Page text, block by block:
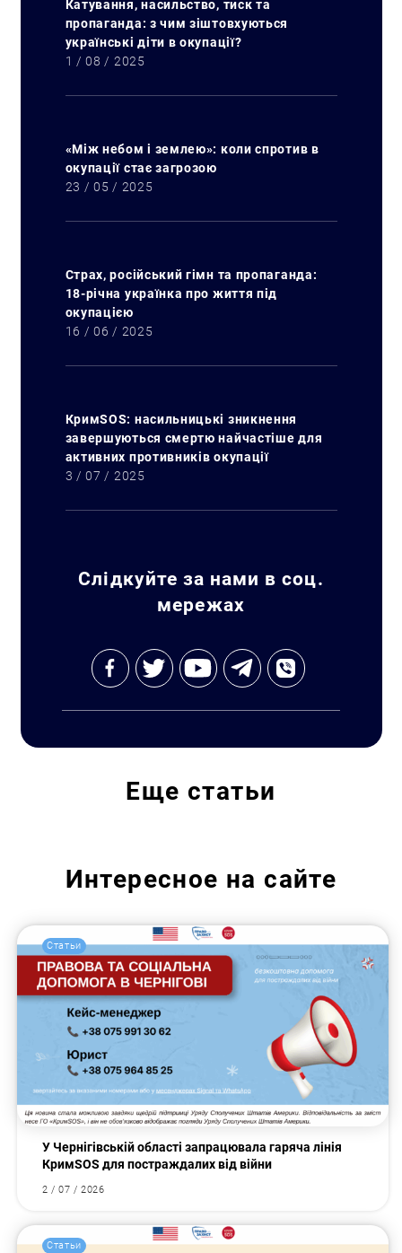
Катування, насильство, тиск та
пропаганда: з чим зіштовхуються
українські діти в окупації?
1 / 08 / 2025
«Між небом і землею»: коли спротив в
окупації стає загрозою
23 / 05 / 2025
Страх, російський гімн та пропаганда:
18-річна українка про життя під
окупацією
16 / 06 / 2025
КримSOS: насильницькі зникнення
завершуються смертю найчастіше для
активних противників окупації
3 / 07 / 2025
Слідкуйте за нами в соц.
мережах
Еще статьи
Интересное на сайте
Статьи
У Чернігівській області запрацювала гаряча лінія
КримSOS для постраждалих від війни
2 / 07 / 2026
Статьи